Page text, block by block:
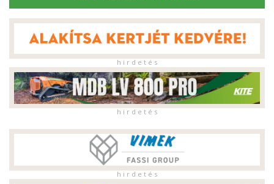
h i r d e t é s
h i r d e t é s
h i r d e t é s